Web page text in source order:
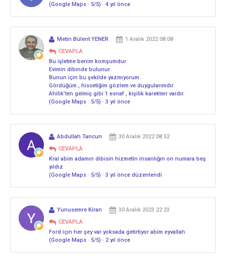
(Google Maps · 5/5) · 4 yıl önce
Metin Bülent YENER
1 Aralık 2022 08:08
CEVAPLA
Bu işletme benim komşumdur.
Evimin dibinde bulunur.
Bunun için bu şekilde yazmıyorum.
Gördüğüm , hissetiğim gözlem ve duygularımdır.
Ahilik’ten gelmiş gibi 1 esnaf , kişilik karekteri vardır.
(Google Maps · 5/5) · 3 yıl önce
Abdullah Tancun
30 Aralık 2022 08:52
CEVAPLA
Kral abim adamın dibisin hizmetin insanlığın on numara beş
yıldız
(Google Maps · 5/5) · 3 yıl önce düzenlendi
Yunusemre Kiran
30 Aralık 2023 22:23
CEVAPLA
Ford için her şey var yoksada getirtiyor abim eyvallah
(Google Maps · 5/5) · 2 yıl önce